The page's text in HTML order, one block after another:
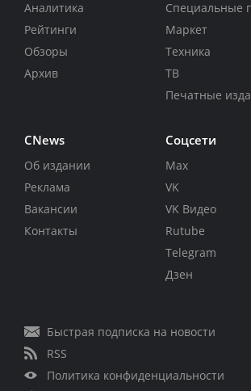
Аналитика
Рейтинги
Обзоры
Архив
Специальные
Маркет
Техника
ТВ
Печатные
CNews
Об издании
Реклама
Вакансии
Контакты
Соцсети
Max
VK
VK Видео
Rutube
Telegram
Дзен
Быстрая подписка на новости
RSS
Политика конфиденциальности